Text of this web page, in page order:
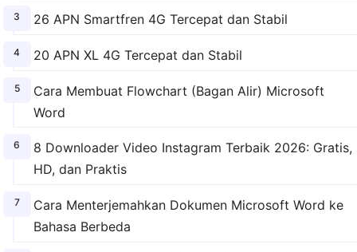
26 APN Smartfren 4G Tercepat dan Stabil
20 APN XL 4G Tercepat dan Stabil
Cara Membuat Flowchart (Bagan Alir) Microsoft
Word
8 Downloader Video Instagram Terbaik 2026: Gratis,
HD, dan Praktis
Cara Menterjemahkan Dokumen Microsoft Word ke
Bahasa Berbeda